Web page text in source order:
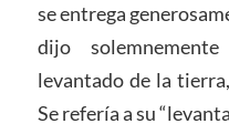
se entrega
dijo
levantado de la
Se refería a su